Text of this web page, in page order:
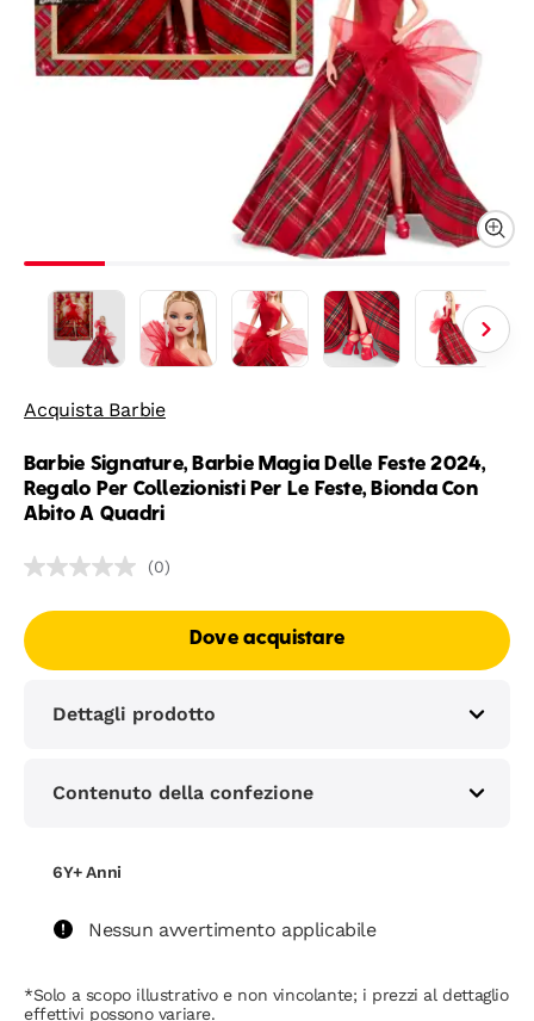
Acquista Barbie
Barbie Signature, Barbie Magia Delle Feste 2024,
Regalo Per Collezionisti Per Le Feste, Bionda Con
Abito A Quadri
(0)
Dove acquistare
Dettagli prodotto
Contenuto della confezione
6Y+ Anni
Nessun avvertimento applicabile
*Solo a scopo illustrativo e non vincolante; i prezzi al dettaglio
effettivi possono variare.